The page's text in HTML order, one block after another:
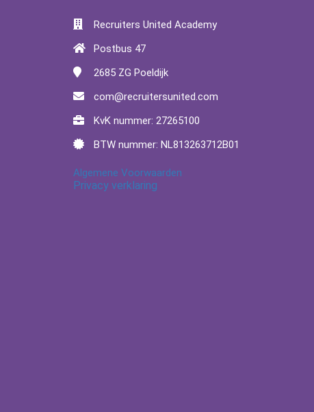
Recruiters United Academy
Postbus 47
2685 ZG Poeldijk
com@recruitersunited.com
KvK nummer: 27265100
BTW nummer: NL813263712B01
Algemene Voorwaarden
Privacy verklaring